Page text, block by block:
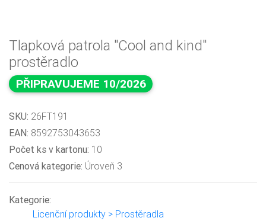
Tlapková patrola "Cool and kind"
prostěradlo
PŘIPRAVUJEME 10/2026
SKU: 26FT191
EAN: 8592753043653
Počet ks v kartonu: 10
Cenová kategorie: Úroveň 3
Kategorie:
Licenční produkty > Prostěradla